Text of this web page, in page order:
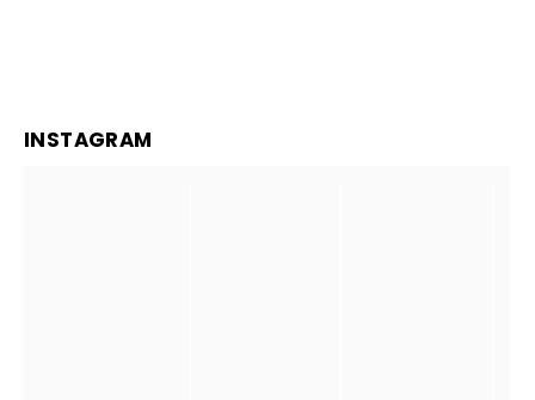
INSTAGRAM